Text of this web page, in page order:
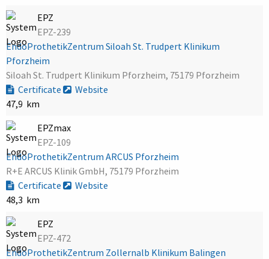
EPZ
EPZ-239
EndoProthetikZentrum Siloah St. Trudpert Klinikum
Pforzheim
Siloah St. Trudpert Klinikum Pforzheim, 75179 Pforzheim
Certificate
Website
47,9 km
EPZmax
EPZ-109
EndoProthetikZentrum ARCUS Pforzheim
R+E ARCUS Klinik GmbH, 75179 Pforzheim
Certificate
Website
48,3 km
EPZ
EPZ-472
EndoProthetikZentrum Zollernalb Klinikum Balingen